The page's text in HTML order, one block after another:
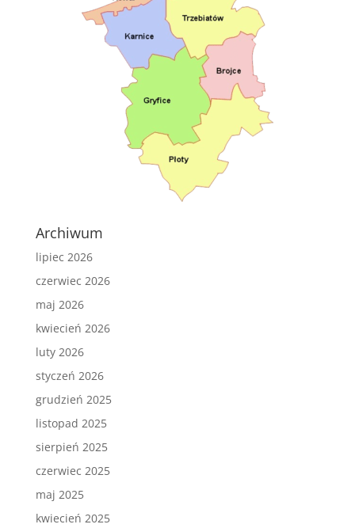
Archiwum
lipiec 2026
czerwiec 2026
maj 2026
kwiecień 2026
luty 2026
styczeń 2026
grudzień 2025
listopad 2025
sierpień 2025
czerwiec 2025
maj 2025
kwiecień 2025